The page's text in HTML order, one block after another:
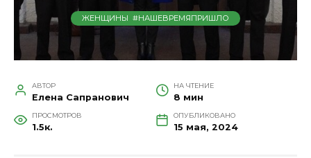
ЖЕНЩИНЫ #НАШЕВРЕМЯПРИШЛО
АВТОР
Елена Сапранович
НА ЧТЕНИЕ
8 мин
ПРОСМОТРОВ
1.5к.
ОПУБЛИКОВАНО
15 мая, 2024